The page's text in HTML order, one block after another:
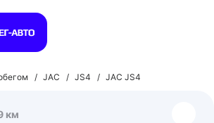
/ JAC / JS4 / JAC JS4
км